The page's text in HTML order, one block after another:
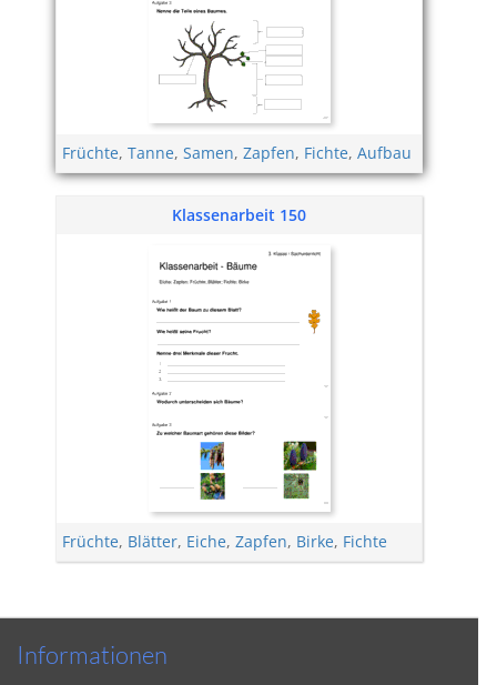
Früchte, Tanne, Samen, Zapfen, Fichte, Aufbau
Klassenarbeit 150
Früchte, Blätter, Eiche, Zapfen, Birke, Fichte
Informationen